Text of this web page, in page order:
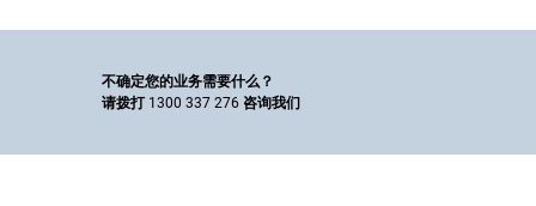
不确定您的业务需要什么？
请拨打 1300 337 276 咨询我们